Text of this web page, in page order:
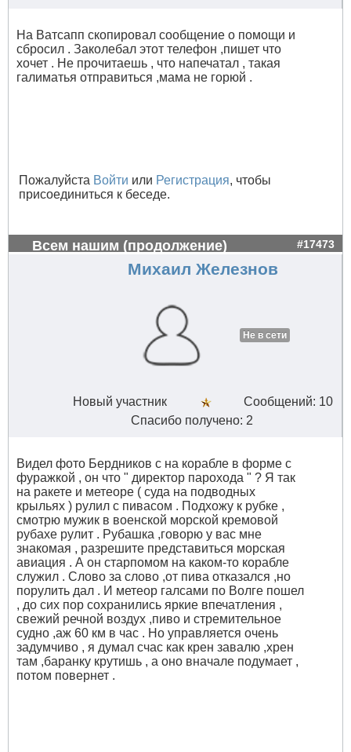
На Ватсапп скопировал сообщение о помощи и
сбросил . Заколебал этот телефон ,пишет что
хочет . Не прочитаешь , что напечатал , такая
галиматья отправиться ,мама не горюй .
Пожалуйста Войти или Регистрация, чтобы
присоединиться к беседе.
Всем нашим (продолжение) #17473
Михаил Железнов
Не в сети
Новый участник
Сообщений: 10
Спасибо получено: 2
Видел фото Бердников с на корабле в форме с
фуражкой , он что " директор парохода " ? Я так
на ракете и метеоре ( суда на подводных
крыльях ) рулил с пивасом . Подхожу к рубке ,
смотрю мужик в военской морской кремовой
рубахе рулит . Рубашка ,говорю у вас мне
знакомая , разрешите представиться морская
авиация . А он старпомом на каком-то корабле
служил . Слово за слово ,от пива отказался ,но
порулить дал . И метеор галсами по Волге пошел
, до сих пор сохранились яркие впечатления ,
свежий речной воздух ,пиво и стремительное
судно ,аж 60 км в час . Но управляется очень
задумчиво , я думал счас как крен завалю ,хрен
там ,баранку крутишь , а оно вначале подумает ,
потом повернет .